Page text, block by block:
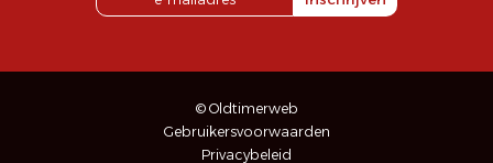
© Oldtimerweb
Gebruikersvoorwaarden
Privacybeleid